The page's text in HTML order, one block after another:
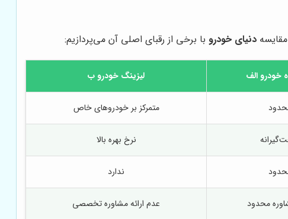
دنیای خودروبا برخی از رقبای اصلی آن می‌پردازیم:
خودرو الف لیزینگ خودرو ب
متمرکز بر خودروهای خاص
نرخ بهره بالا
ندارد
محدود عدم ارائه مشاوره تخصصی